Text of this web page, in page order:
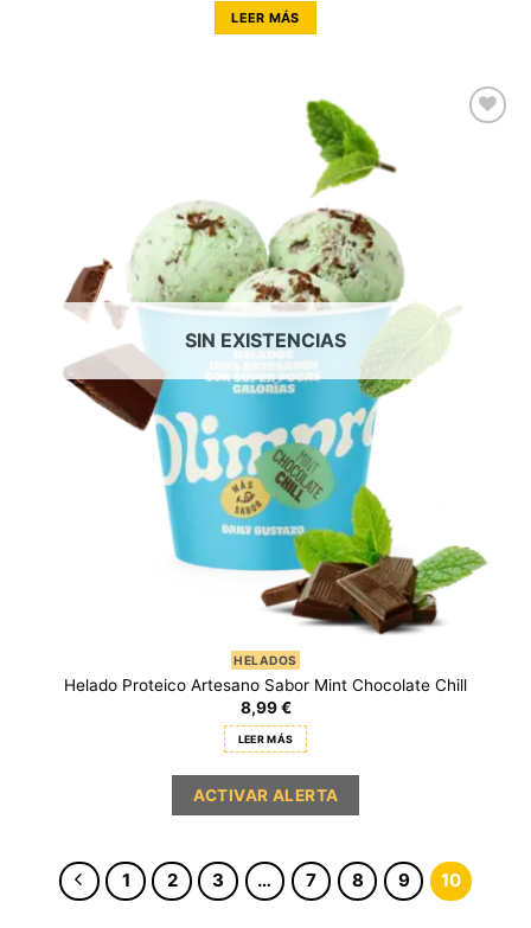
LEER MÁS
SIN EXISTENCIAS
HELADOS
Helado Proteico Artesano Sabor Mint Chocolate Chill
8,99€
LEER MÁS
1 2 3 … 7 8 9 10